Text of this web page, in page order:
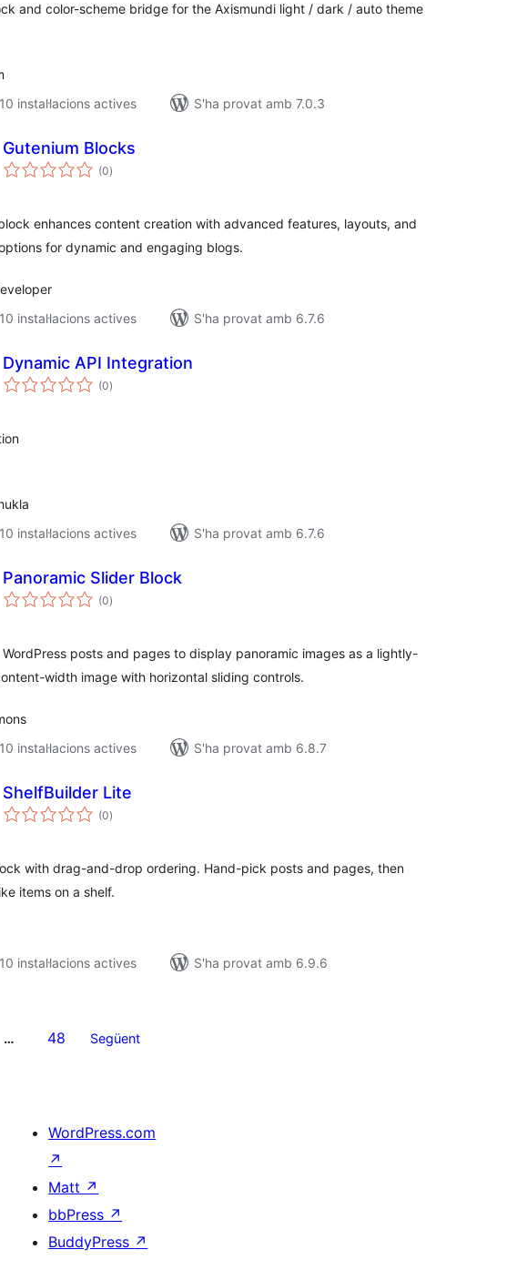
and color-scheme bridge for the Axismundi light / dark / auto theme
instal·lacions actives
S'ha provat amb 7.0.3
Gutenium Blocks
(0puntuacions
totals
)
enhances content creation with advanced features, layouts, and
for dynamic and engaging blogs.
instal·lacions actives
S'ha provat amb 6.7.6
Dynamic API Integration
(0puntuacions
totals
)
instal·lacions actives
S'ha provat amb 6.7.6
Panoramic Slider Block
(0puntuacions
totals
)
posts and pages to display panoramic images as a lightly-
width image with horizontal sliding controls.
instal·lacions actives
S'ha provat amb 6.8.7
ShelfBuilder Lite
(0puntuacions
totals
)
with drag-and-drop ordering. Hand-pick posts and pages, then
items on a shelf.
instal·lacions actives
S'ha provat amb 6.9.6
… 48 Següent
WordPress.com
↗
Matt ↗
bbPress ↗
BuddyPress ↗